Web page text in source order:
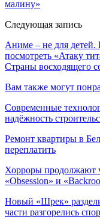
малину»
Следующая запись
Аниме – не для детей.
посмотреть «Атаку
Страны восходящего
Вам также могут
Современные
надёжность
Ремонт квартиры в
переплатить
Хорроры продолжают
«Obsession» и
Новый «Шрек»
части разгорелись